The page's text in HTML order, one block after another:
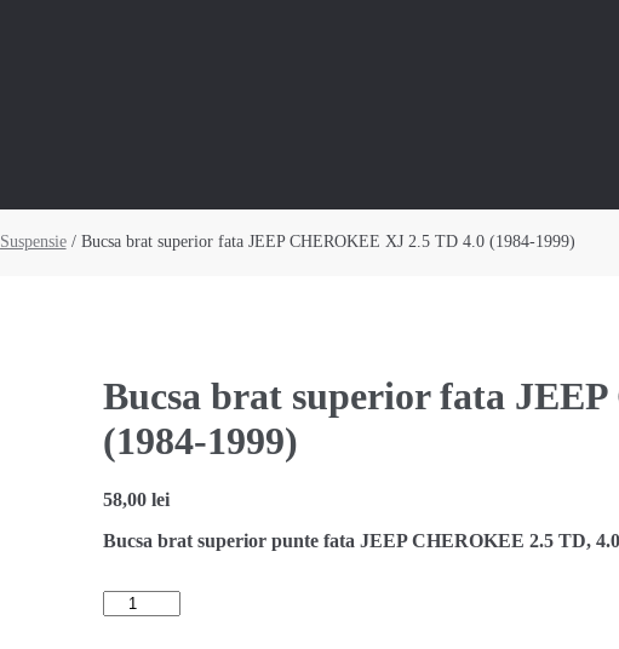
Suspensie/ Bucsa brat superior fata JEEP CHEROKEE XJ 2.5 TD 4.0 (1984-1999)
Bucsa brat superior fata
(1984-1999)
58,00 lei
Bucsa brat superior punte fata JEEP CHEROKEE 2.5 TD,
Cantitate
Bucsa